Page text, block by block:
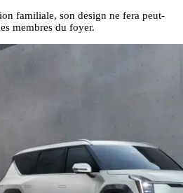
familiale, son design ne fera peut-
membres du foyer.